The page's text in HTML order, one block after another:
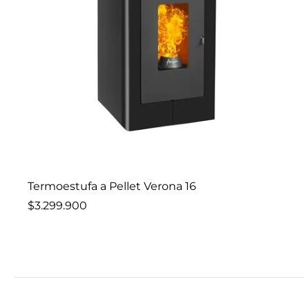
Termoestufa a Pellet Verona 16
$3.299.900